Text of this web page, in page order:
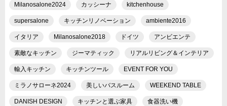
Milanosalone2024 カッシーナ kitchenhouse
supersalone キッチンリノベーション ambiente2016
イタリア Milanosalone2018 ドイツ アンビエンテ
素敵なキッチン ジーマティック リアルリビング＆インテリア
輸入キッチン キッチンツール EVENT FOR YOU
ミラノサローネ2024 美しいバスルーム WEEKEND TABLE
DANISH DESIGN キッチンと選ぶ家具 食器洗い機